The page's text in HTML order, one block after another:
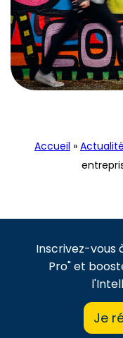
Accueil »
Inscrivez-vous
Pro" et
Je